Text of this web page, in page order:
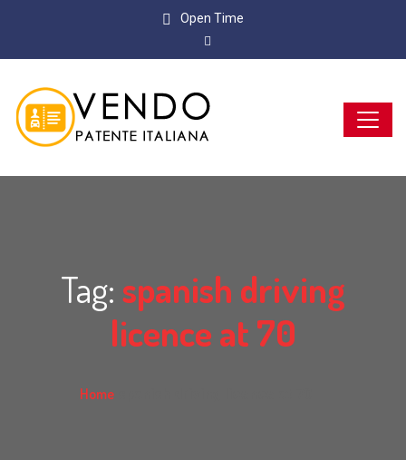
Open Time
Tag: spanish driving
licence at 70
Home